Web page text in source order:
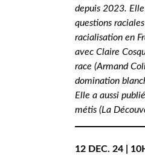
depuis 2023.
questions
racialisation en
avec Claire
race (Armand
domination
Elle a aussi
métis (La
12 DEC. 24 |